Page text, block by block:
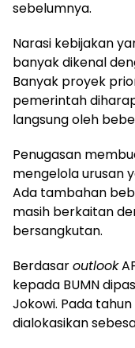
sebelumnya.
Narasi kebijakan
banyak dikenal
Banyak proyek
pemerintah
langsung oleh
Penugasan
mengelola urusan
Ada tambahan
masih berkaitan
bersangkutan.
Berdasaroutlook
kepada BUMN
Jokowi. Pada
dialokasikan